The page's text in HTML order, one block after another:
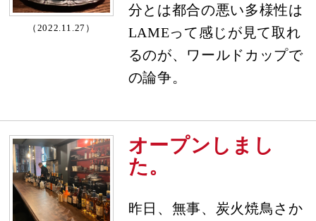
（2022.11.27）
分とは都合の悪い多様性は
LAMEって感じが見て取れ
るのが、ワールドカップで
の論争。
オープンしまし
た。
昨日、無事、炭火焼鳥さか